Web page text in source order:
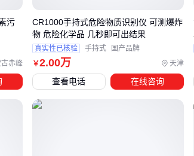
和密封接口。而 气态二氧
如空间消毒，但要注意存
高纯二氧化硫虽然价格较
工艺对杂质敏感，如半
需要重复实验数据可比
古赤峰
污
￥2.00万 天津
CR1000手持式危险物质识别仪 可测爆炸
物 危险化学品 几秒即可出结果
真实性已核验 手持式 国产品牌
查看电话 在线咨询